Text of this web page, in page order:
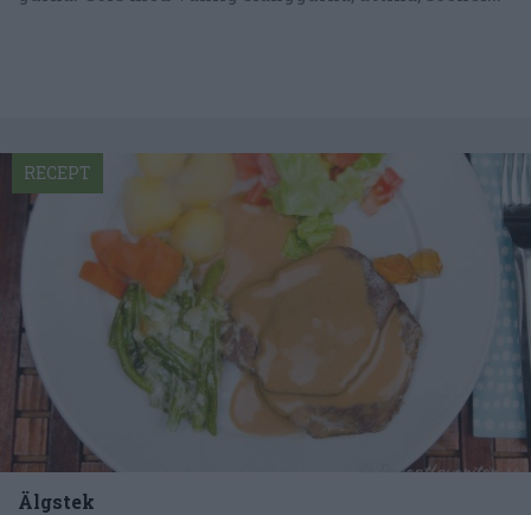
Älgstek
RECEPT